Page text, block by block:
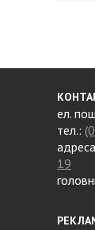
ел.
тел.:
19